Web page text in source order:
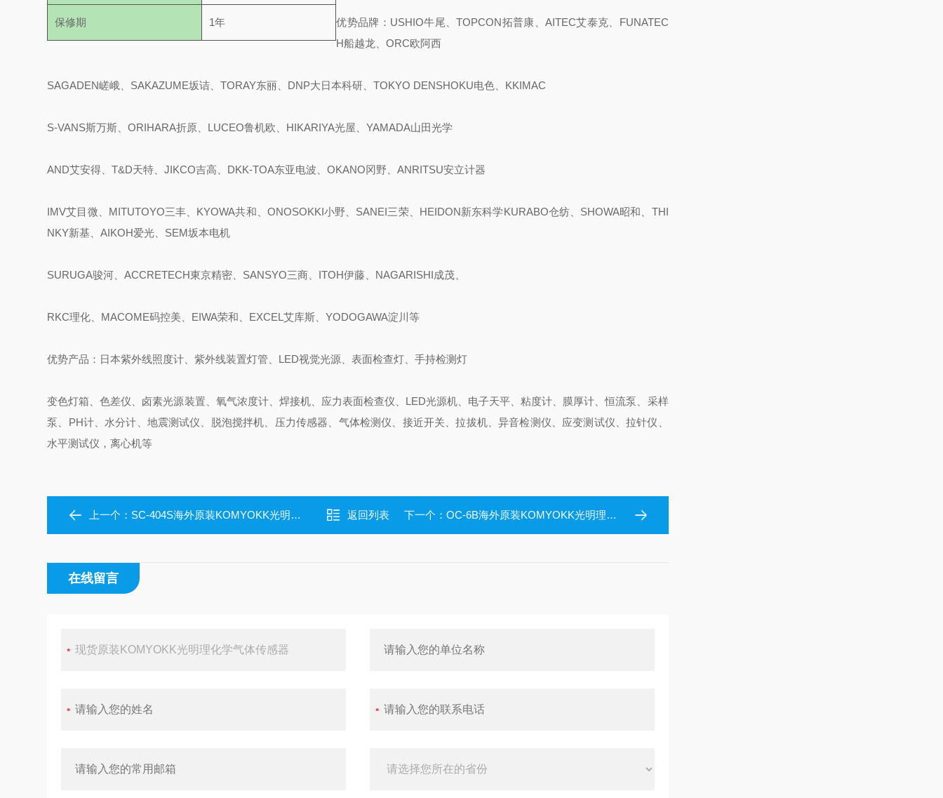
保修期 1年
优势品牌：USHIO牛尾、TOPCON拓普康、AITEC艾泰克、FUNATEC
H船越龙、ORC欧阿西
SAGADEN嵯峨、SAKAZUME坂诘、TORAY东丽、DNP大日本科研、TOKYO DENSHOKU电色、KKIMAC
S-VANS斯万斯、ORIHARA折原、LUCEO鲁机欧、HIKARIYA光屋、YAMADA山田光学
AND艾安得、T&D天特、JIKCO吉高、DKK-TOA东亚电波、OKANO冈野、ANRITSU安立计器
IMV艾目微、MITUTOYO三丰、KYOWA共和、ONOSOKKI小野、SANEI三荣、HEIDON新东科学KURABO仓纺、SHOWA昭和、THI
NKY新基、AIKOH爱光、SEM坂本电机
SURUGA骏河、ACCRETECH東京精密、SANSYO三商、ITOH伊藤、NAGARISHI成茂、
RKC理化、MACOME码控美、EIWA荣和、EXCEL艾库斯、YODOGAWA淀川等
优势产品：日本紫外线照度计、紫外线装置灯管、LED视觉光源、表面检查灯、手持检测灯
变色灯箱、色差仪、卤素光源装置、氧气浓度计、焊接机、应力表面检查仪、LED光源机、电子天平、粘度计、膜厚计、恒流泵、采样
泵、PH计、水分计、地震测试仪、脱泡搅拌机、压力传感器、气体检测仪、接近开关、拉拔机、异音检测仪、应变测试仪、拉针仪、
水平测试仪，离心机等
上一个： SC-404S海外原装KOMYOKK光明理化学气体传感器 返回列表 下一个： OC-6B海外原装KOMYOKK光明理化学气体传感器
在线留言